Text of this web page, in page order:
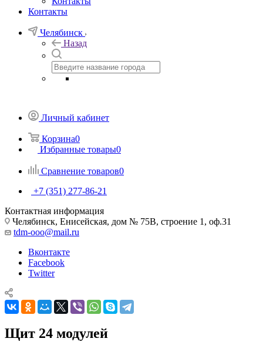
Контакты
Челябинск
Назад
Личный кабинет
Корзина0
Избранные товары0
Сравнение товаров0
+7 (351) 277-86-21
Контактная информация
Челябинск, Енисейская, дом № 75В, строение 1, оф.31
tdm-ooo@mail.ru
Вконтакте
Facebook
Twitter
Щит 24 модулей